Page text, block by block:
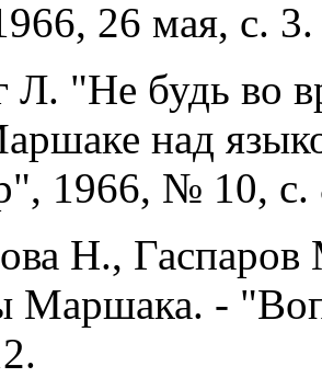
26 мая, с. 3.
Л. "Не будь во
над
1966, № 10, с.
Н.,
Маршака. -